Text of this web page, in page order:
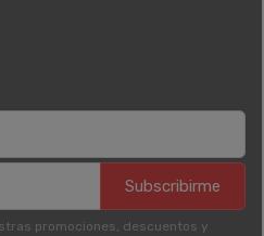
Subscribirme
promociones, descuentos y